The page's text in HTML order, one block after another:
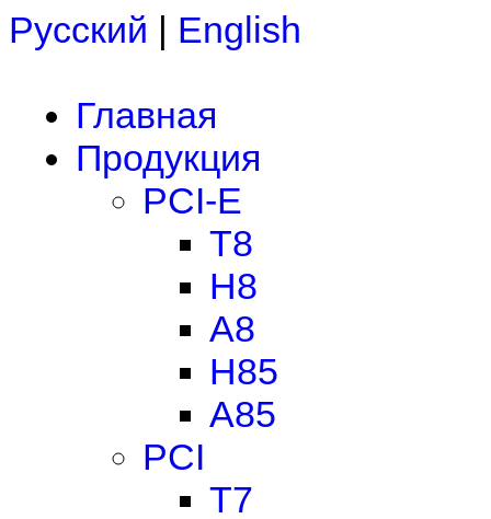
Русский | English
Главная
Продукция
PCI-E
T8
H8
A8
H85
A85
PCI
T7